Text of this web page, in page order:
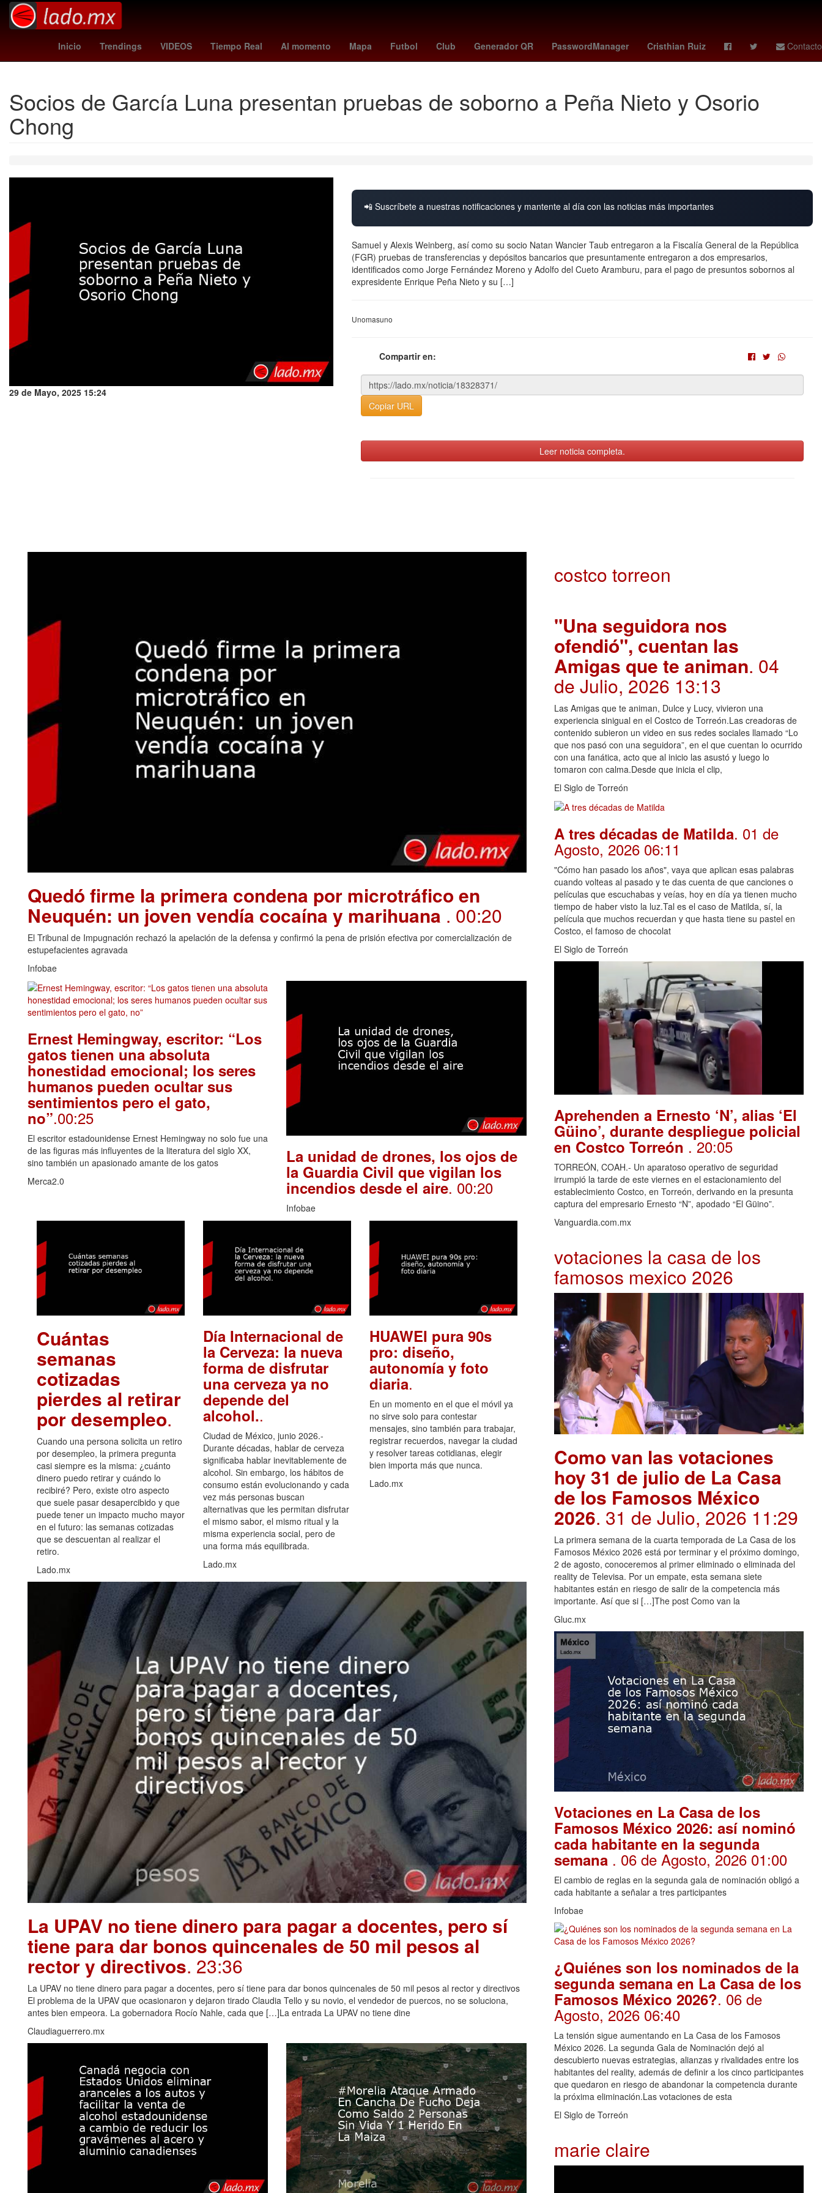
Inicio Trendings VIDEOS Tiempo Real Al momento Mapa Futbol Club Generador QR PasswordManager Cristhian Ruiz Contacto
Dólar estadounidense Aguascalientes Twitch pago beca rita cetina primaria Guillermo Almada Pago España soborno 27 de marzo amanda anisimova
Socios de García Luna presentan pruebas de soborno a Peña Nieto y Osorio
Chong
29 de Mayo, 2025 15:24
📲 Suscríbete a nuestras notificaciones y mantente al día con las noticias más importantes
Samuel y Alexis Weinberg, así como su socio Natan Wancier Taub entregaron a la Fiscalía General de la República
(FGR) pruebas de transferencias y depósitos bancarios que presuntamente entregaron a dos empresarios,
identificados como Jorge Fernández Moreno y Adolfo del Cueto Aramburu, para el pago de presuntos sobornos al
expresidente Enrique Peña Nieto y su […]
Unomasuno
Compartir en:
Copiar URL
Leer noticia completa.
Quedó firme la primera condena por microtráfico en
Neuquén: un joven vendía cocaína y marihuana . 00:20
El Tribunal de Impugnación rechazó la apelación de la defensa y confirmó la pena de prisión efectiva por comercialización de
estupefacientes agravada
Infobae
Ernest Hemingway, escritor: “Los
gatos tienen una absoluta
honestidad emocional; los seres
humanos pueden ocultar sus
sentimientos pero el gato,
no”.00:25
El escritor estadounidense Ernest Hemingway no solo fue una
de las figuras más influyentes de la literatura del siglo XX,
sino también un apasionado amante de los gatos
Merca2.0
La unidad de drones, los ojos de
la Guardia Civil que vigilan los
incendios desde el aire. 00:20
Infobae
Cuántas
semanas
cotizadas
pierdes al retirar
por desempleo.
Cuando una persona solicita un retiro
por desempleo, la primera pregunta
casi siempre es la misma: ¿cuánto
dinero puedo retirar y cuándo lo
recibiré? Pero, existe otro aspecto
que suele pasar desapercibido y que
puede tener un impacto mucho mayor
en el futuro: las semanas cotizadas
que se descuentan al realizar el
retiro.
Lado.mx
Día Internacional de
la Cerveza: la nueva
forma de disfrutar
una cerveza ya no
depende del
alcohol..
Ciudad de México, junio 2026.-
Durante décadas, hablar de cerveza
significaba hablar inevitablemente de
alcohol. Sin embargo, los hábitos de
consumo están evolucionando y cada
vez más personas buscan
alternativas que les permitan disfrutar
el mismo sabor, el mismo ritual y la
misma experiencia social, pero de
una forma más equilibrada.
Lado.mx
HUAWEI pura 90s
pro: diseño,
autonomía y foto
diaria.
En un momento en el que el móvil ya
no sirve solo para contestar
mensajes, sino también para trabajar,
registrar recuerdos, navegar la ciudad
y resolver tareas cotidianas, elegir
bien importa más que nunca.
Lado.mx
La UPAV no tiene dinero para pagar a docentes, pero sí
tiene para dar bonos quincenales de 50 mil pesos al
rector y directivos. 23:36
La UPAV no tiene dinero para pagar a docentes, pero sí tiene para dar bonos quincenales de 50 mil pesos al rector y directivos
El problema de la UPAV que ocasionaron y dejaron tirado Claudia Tello y su novio, el vendedor de puercos, no se soluciona,
antes bien empeora. La gobernadora Rocío Nahle, cada que […]La entrada La UPAV no tiene dine
Claudiaguerrero.mx
costco torreon
"Una seguidora nos
ofendió", cuentan las
Amigas que te animan. 04
de Julio, 2026 13:13
Las Amigas que te animan, Dulce y Lucy, vivieron una
experiencia sinigual en el Costco de Torreón.Las creadoras de
contenido subieron un video en sus redes sociales llamado “Lo
que nos pasó con una seguidora”, en el que cuentan lo ocurrido
con una fanática, acto que al inicio las asustó y luego lo
tomaron con calma.Desde que inicia el clip,
El Siglo de Torreón
A tres décadas de Matilda. 01 de
Agosto, 2026 06:11
"Cómo han pasado los años", vaya que aplican esas palabras
cuando volteas al pasado y te das cuenta de que canciones o
películas que escuchabas y veías, hoy en día ya tienen mucho
tiempo de haber visto la luz.Tal es el caso de Matilda, sí, la
película que muchos recuerdan y que hasta tiene su pastel en
Costco, el famoso de chocolat
El Siglo de Torreón
Aprehenden a Ernesto ‘N’, alias ‘El
Güino’, durante despliegue policial
en Costco Torreón . 20:05
TORREÓN, COAH.- Un aparatoso operativo de seguridad
irrumpió la tarde de este viernes en el estacionamiento del
establecimiento Costco, en Torreón, derivando en la presunta
captura del empresario Ernesto “N”, apodado “El Güino”.
Vanguardia.com.mx
votaciones la casa de los
famosos mexico 2026
Como van las votaciones
hoy 31 de julio de La Casa
de los Famosos México
2026. 31 de Julio, 2026 11:29
La primera semana de la cuarta temporada de La Casa de los
Famosos México 2026 está por terminar y el próximo domingo,
2 de agosto, conoceremos al primer eliminado o eliminada del
reality de Televisa. Por un empate, esta semana siete
habitantes están en riesgo de salir de la competencia más
importante. Así que si […]The post Como van la
Gluc.mx
Votaciones en La Casa de los
Famosos México 2026: así nominó
cada habitante en la segunda
semana . 06 de Agosto, 2026 01:00
El cambio de reglas en la segunda gala de nominación obligó a
cada habitante a señalar a tres participantes
Infobae
¿Quiénes son los nominados de la
segunda semana en La Casa de los
Famosos México 2026?. 06 de
Agosto, 2026 06:40
La tensión sigue aumentando en La Casa de los Famosos
México 2026. La segunda Gala de Nominación dejó al
descubierto nuevas estrategias, alianzas y rivalidades entre los
habitantes del reality, además de definir a los cinco participantes
que quedaron en riesgo de abandonar la competencia durante
la próxima eliminación.Las votaciones de esta
El Siglo de Torreón
marie claire